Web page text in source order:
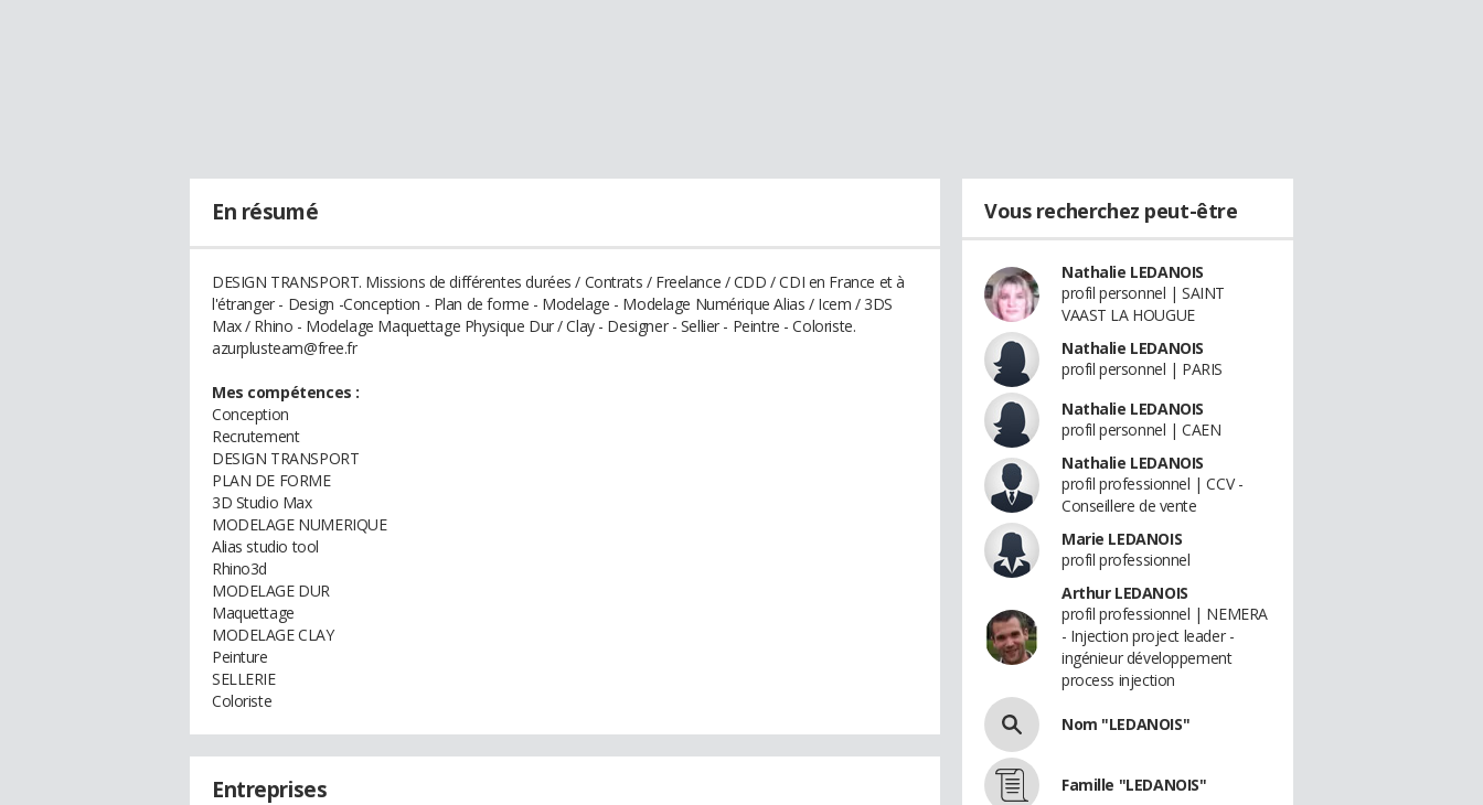
En résumé
DESIGN TRANSPORT. Missions de différentes durées / Contrats / Freelance / CDD / CDI en France et à
l'étranger - Design -Conception - Plan de forme - Modelage - Modelage Numérique Alias / Icem / 3DS
Max / Rhino - Modelage Maquettage Physique Dur / Clay - Designer - Sellier - Peintre - Coloriste.
azurplusteam@free.fr
Mes compétences :
Conception
Recrutement
DESIGN TRANSPORT
PLAN DE FORME
3D Studio Max
MODELAGE NUMERIQUE
Alias studio tool
Rhino3d
MODELAGE DUR
Maquettage
MODELAGE CLAY
Peinture
SELLERIE
Coloriste
Entreprises
Vous recherchez peut-être
Nathalie LEDANOIS
profil personnel | SAINT
VAAST LA HOUGUE
Nathalie LEDANOIS
profil personnel | PARIS
Nathalie LEDANOIS
profil personnel | CAEN
Nathalie LEDANOIS
profil professionnel | CCV -
Conseillere de vente
Marie LEDANOIS
profil professionnel
Arthur LEDANOIS
profil professionnel | NEMERA
- Injection project leader -
ingénieur développement
process injection
Nom "LEDANOIS"
Famille "LEDANOIS"